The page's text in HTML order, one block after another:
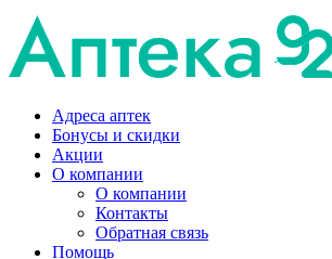
Адреса аптек
Бонусы и скидки
Акции
О компании
О компании
Контакты
Обратная связь
Помощь